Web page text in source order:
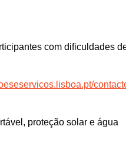
com dificuldades
proteção solar e água